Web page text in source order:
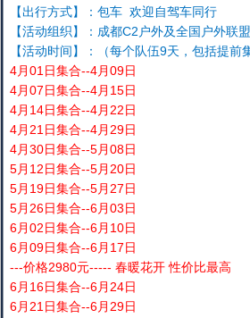
【出行方式】：包车 欢迎自驾车同行
【活动组织】：成都C2户外及全国户外联盟
【活动时间】：（每个队伍9天，包括提
4月01日集合--4月09日
4月07日集合--4月15日
4月14日集合--4月22日
4月21日集合--4月29日
4月30日集合--5月08日
5月12日集合--5月20日
5月19日集合--5月27日
5月26日集合--6月03日
6月02日集合--6月10日
6月09日集合--6月17日
---价格2980元----- 春暖花开 性价比最高
6月16日集合--6月24日
6月21日集合--6月29日